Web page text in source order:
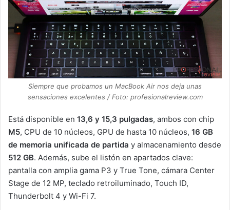
Siempre que probamos un MacBook Air nos deja unas
sensaciones excelentes / Foto: profesionalreview.com
Está disponible en 13,6 y 15,3 pulgadas, ambos con chip
M5, CPU de 10 núcleos, GPU de hasta 10 núcleos, 16 GB
de memoria unificada de partida y almacenamiento desde
512 GB. Además, sube el listón en apartados clave:
pantalla con amplia gama P3 y True Tone, cámara Center
Stage de 12 MP, teclado retroiluminado, Touch ID,
Thunderbolt 4 y Wi-Fi 7.